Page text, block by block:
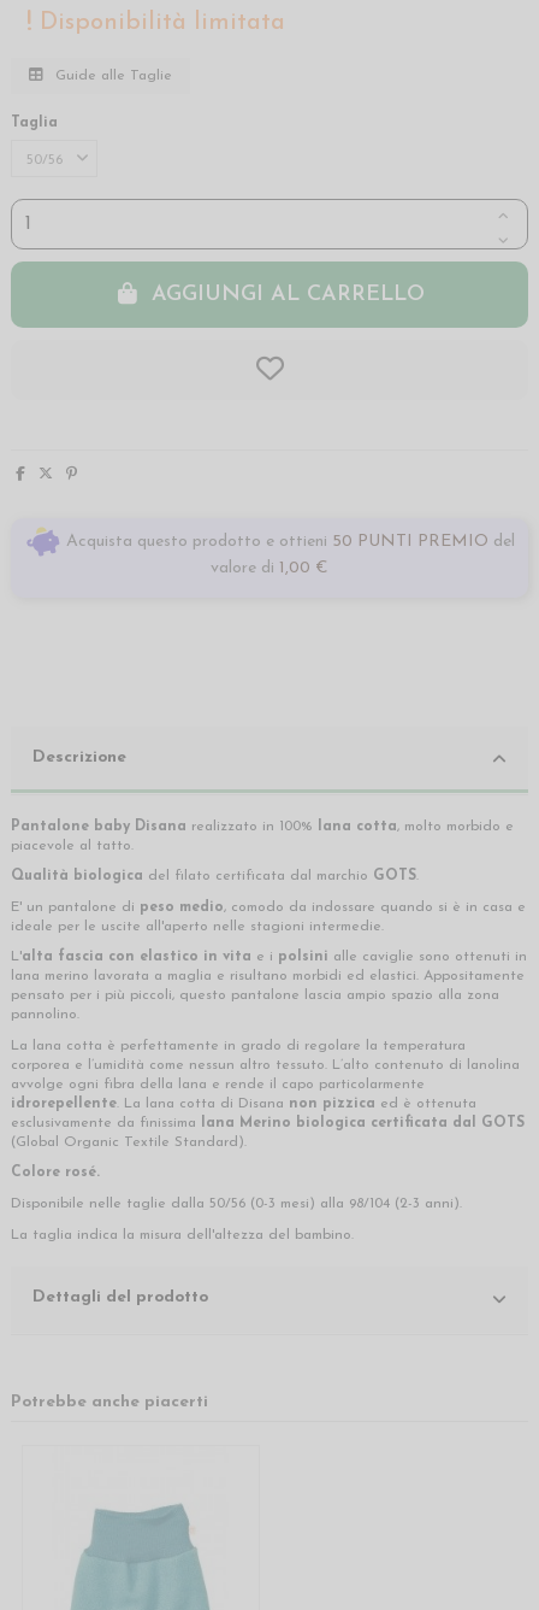
Disponibilità limitata
Guide alle Taglie
Taglia
AGGIUNGI AL CARRELLO
Acquista questo prodotto e ottieni 50 PUNTI PREMIO del
valore di 1,00 €
Descrizione
Pantalone baby Disana realizzato in 100% lana cotta, molto morbido e
piacevole al tatto.
Qualità biologica del filato certificata dal marchio GOTS.
E' un pantalone di peso medio, comodo da indossare quando si è in casa e
ideale per le uscite all'aperto nelle stagioni intermedie.
L'alta fascia con elastico in vita e i polsini alle caviglie sono ottenuti in
lana merino lavorata a maglia e risultano morbidi ed elastici. Appositamente
pensato per i più piccoli, questo pantalone lascia ampio spazio alla zona
pannolino.
La lana cotta è perfettamente in grado di regolare la temperatura
corporea e l’umidità come nessun altro tessuto. L’alto contenuto di lanolina
avvolge ogni fibra della lana e rende il capo particolarmente
idrorepellente. La lana cotta di Disana non pizzica ed è ottenuta
esclusivamente da finissima
lana Merino biologica certificata dal GOTS
(Global Organic Textile Standard).
Colore rosé.
Disponibile nelle taglie dalla 50/56 (0-3 mesi) alla 98/104 (2-3 anni).
La taglia indica la misura dell'altezza del bambino.
Dettagli del prodotto
Potrebbe anche piacerti